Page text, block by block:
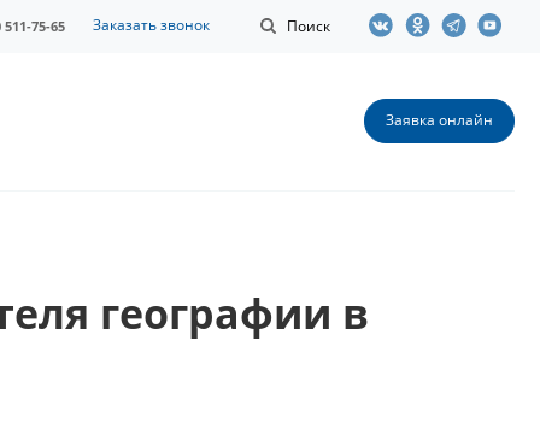
Поиск
511-75-65 Заказать звонок
Заявка онлайн
географии в